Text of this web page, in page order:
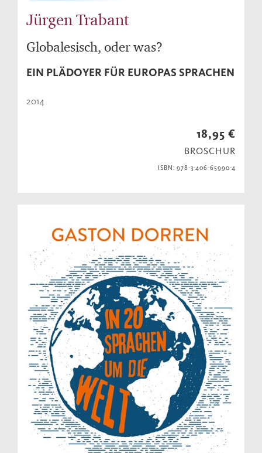
Jürgen Trabant
Globalesisch, oder was?
EIN PLÄDOYER FÜR EUROPAS SPRACHEN
2014
18,95 €
BROSCHUR
ISBN: 978-3-406-65990-4